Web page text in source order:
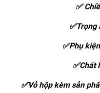
✅
✅Trọng
✅Phụ
✅Chất
✅Vỏ hộp kèm sản